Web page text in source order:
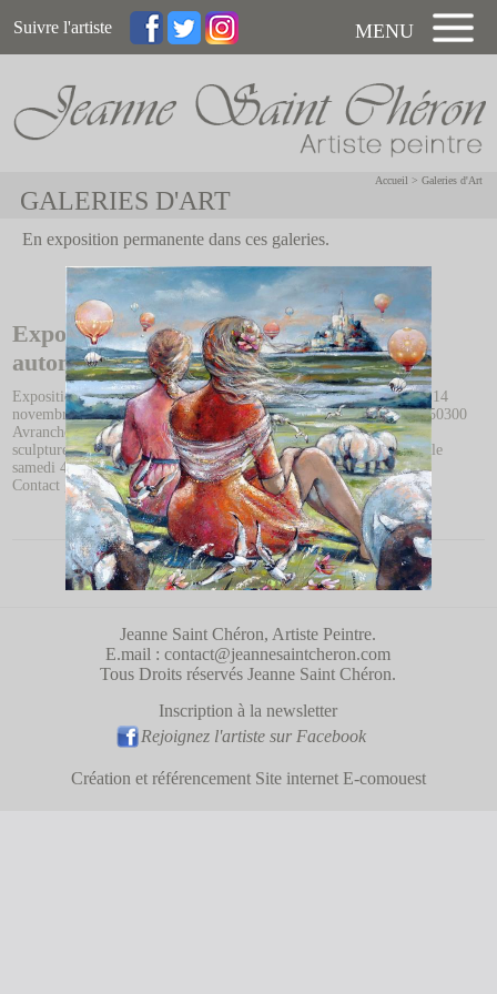
Suivre l'artiste MENU
Accueil > Galeries d'Art
GALERIES D'ART
En exposition permanente dans ces galeries.
Exposition personnelle Galerie Doublet,
automne 2025
Exposition d'une quarantaine d'oeuvres de l'artiste du 4 octobre au 14
novembre 2025, Galerie d'Art Doublet, 61 rue de la Constitution, 50300
Avranches. L'artiste sera accompagnée pour cet évènement par les
sculptures de Marianne Ruston. Vernissage en présence des artistes le
samedi 4 octobre à partir de 18h.
Contact galerie:
https://www.galerie-art-doublet.fr/
Jeanne Saint Chéron, Artiste Peintre.
E.mail :contact@jeannesaintcheron.com
Tous Droits réservés Jeanne Saint Chéron.
Inscription à la newsletter
Rejoignez l'artiste sur Facebook
Création et référencement Site internet E-comouest